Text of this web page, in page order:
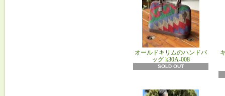
オールドキリムのハンドバ
ッグ k30A-008
SOLD OUT